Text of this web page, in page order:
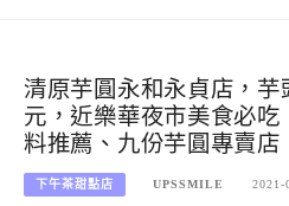
清原芋圓永和永貞店，芋
元，近樂華夜市美食必
料推薦、九份芋圓專賣店
下午茶甜點店 UPSSMILE 2021-